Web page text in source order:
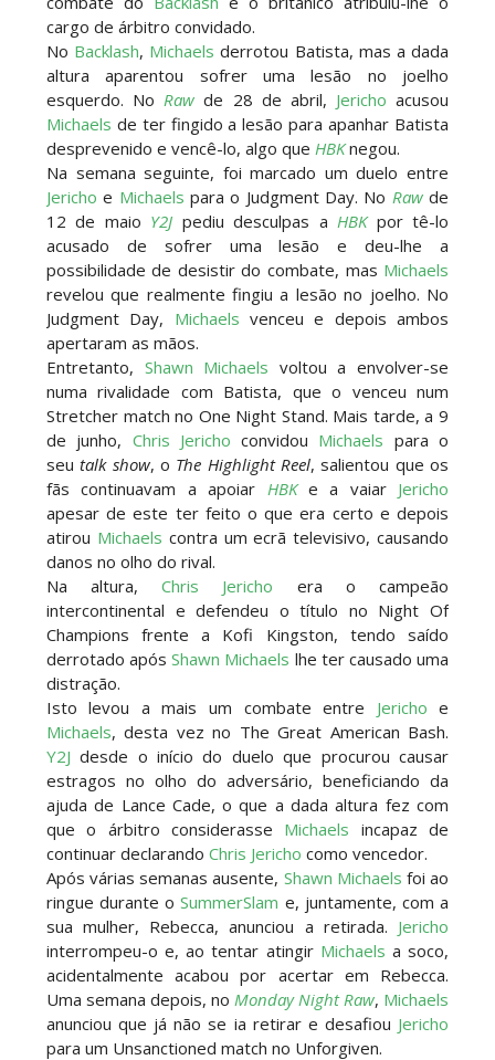
cargo de árbitro convidado.
No Backlash, Michaels derrotou Batista, mas a dada
altura aparentou sofrer uma lesão no joelho
esquerdo. No Raw de 28 de abril, Jericho acusou
Michaels de ter fingido a lesão para apanhar Batista
desprevenido e vencê-lo, algo que HBKnegou.
Na semana seguinte, foi marcado um duelo entre
Jericho e Michaels para o Judgment Day. No Rawde
12 de maio Y2J pediu desculpas a HBKpor tê-lo
acusado de sofrer uma lesão e deu-lhe a
possibilidade de desistir do combate, mas Michaels
revelou que realmente fingiu a lesão no joelho. No
Judgment Day, Michaels venceu e depois ambos
apertaram as mãos.
Entretanto, Shawn Michaels voltou a envolver-se
numa rivalidade com Batista, que o venceu num
Stretcher match no One Night Stand. Mais tarde, a 9
de junho, Chris Jericho convidou Michaels para o
seutalk show, o The Highlight Reel, salientou que os
fãs continuavam a apoiar HBKe a vaiar Jericho
apesar de este ter feito o que era certo e depois
atirou Michaels contra um ecrã televisivo, causando
danos no olho do rival.
Na altura,Chris Jericho era o campeão
intercontinental e defendeu o título no Night Of
Champions frente a Kofi Kingston, tendo saído
derrotado apósShawn Michaels lhe ter causado uma
distração.
Isto levou a mais um combate entre Jericho e
Michaels, desta vez no The Great American Bash.
Y2J desde o início do duelo que procurou causar
estragos no olho do adversário, beneficiando da
ajuda de Lance Cade, o que a dada altura fez com
que o árbitro considerasse Michaels incapaz de
continuar declarando Chris Jericho como vencedor.
Após várias semanas ausente, Shawn Michaels foi ao
ringue durante oSummerSlam e, juntamente, com a
sua mulher, Rebecca, anunciou a retirada. Jericho
interrompeu-o e, ao tentar atingir Michaels a soco,
acidentalmente acabou por acertar em Rebecca.
Uma semana depois, no Monday Night Raw, Michaels
anunciou que já não se ia retirar e desafiou Jericho
para um Unsanctioned match no Unforgiven.